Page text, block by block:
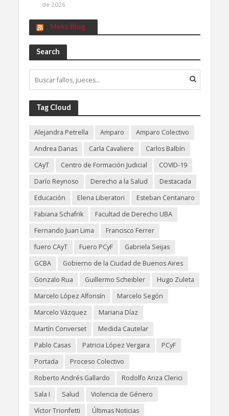
de 2026
Meks Blog
Search
Tag Cloud
Alejandra Petrella Amparo
Amparo Colectivo
Andrea Danas
Carla Cavaliere
Carlos Balbín
CAyT
Centro de Formación Judicial
COVID-19
Darío Reynoso
Derecho a la Salud
Destacada
Educación
Elena Liberatori
Esteban Centanaro
Fabiana Schafrik
Facultad de Derecho UBA
Fernando Juan Lima
Francisco Ferrer
fuero CAyT
Fuero PCyF
Gabriela Seijas
GCBA
Gobierno de la Ciudad de Buenos Aires
Gonzalo Rua
Guillermo Scheibler
Hugo Zuleta
Marcelo López Alfonsín
Marcelo Segón
Marcelo Vázquez
Mariana Díaz
Martín Converset
Medida Cautelar
Pablo Casas
Patricia López Vergara
PCyF
Portada
Proceso Colectivo
Roberto Andrés Gallardo
Rodolfo Ariza Clerici
Sala I
Salud
Violencia de Género
Víctor Trionfetti
Últimas Noticias